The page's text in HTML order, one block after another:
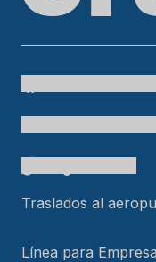
Traslados al
Línea para